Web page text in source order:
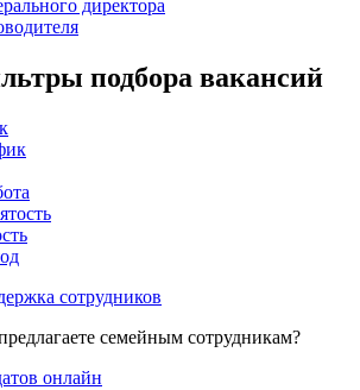
директора
подбора вакансий
сотрудников
семейным сотрудникам?
онлайн